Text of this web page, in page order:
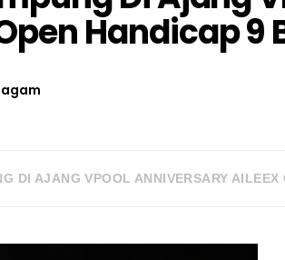
Handicap 9
DI AJANG VPOOL ANNIVERSARY